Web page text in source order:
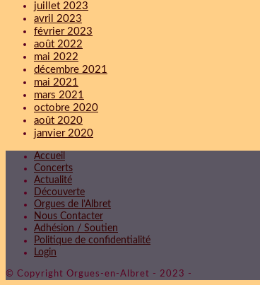
juillet 2023
avril 2023
février 2023
août 2022
mai 2022
décembre 2021
mai 2021
mars 2021
octobre 2020
août 2020
janvier 2020
Accueil
Concerts
Actualité
Découverte
Orgues de l’Albret
Nous Contacter
Adhésion / Soutien
Politique de confidentialité
Login
© Copyright Orgues-en-Albret - 2023 -